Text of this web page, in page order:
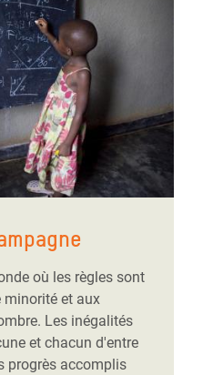
où les règles sont
minorité et aux
Les inégalités
et chacun d'entre
progrès accomplis